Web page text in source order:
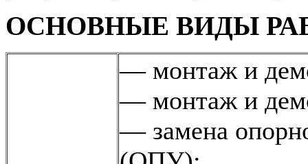
ОСНОВНЫЕ ВИДЫ
— монтаж и
— монтаж и
— замена